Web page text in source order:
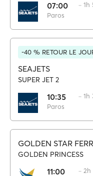
07:00
Paros
··
-40 % RETOUR LE
SEAJETS
SUPER JET 2
10:35
Paros
··
GOLDEN STAR
GOLDEN PRINCESS
11:00 ··